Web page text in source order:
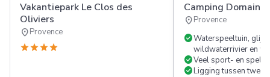
Vakantiepark Le Clos des
Oliviers
location_onProvence
starstarstarstar
Camping Domaine
location_onProvence
check_circleWaterspeeltuin,
wildwaterrivier en
check_circleVeel sport- en
check_circleLigging tussen twee